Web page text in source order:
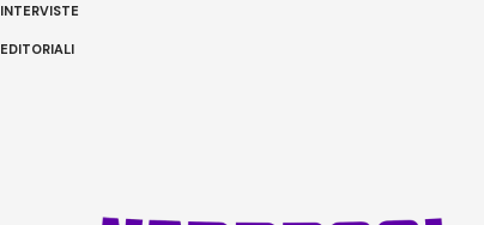
INTERVISTE
EDITORIALI